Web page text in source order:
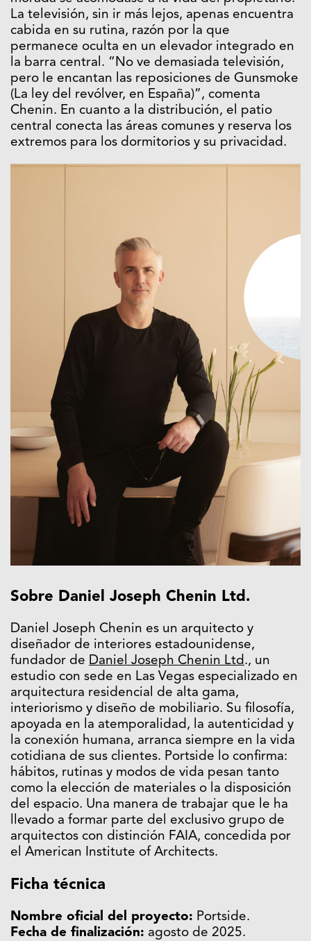
La televisión, sin ir más lejos, apenas encuentra
cabida en su rutina, razón por la que
permanece oculta en un elevador integrado en
la barra central. “No ve demasiada televisión,
pero le encantan las reposiciones de Gunsmoke
(La ley del revólver, en España)”, comenta
Chenin. En cuanto a la distribución, el patio
central conecta las áreas comunes y reserva los
extremos para los dormitorios y su privacidad.
Sobre Daniel Joseph Chenin Ltd.
Daniel Joseph Chenin es un arquitecto y
diseñador de interiores estadounidense,
fundador de Daniel Joseph Chenin Ltd., un
estudio con sede en Las Vegas especializado en
arquitectura residencial de alta gama,
interiorismo y diseño de mobiliario. Su filosofía,
apoyada en la atemporalidad, la autenticidad y
la conexión humana, arranca siempre en la vida
cotidiana de sus clientes. Portside lo confirma:
hábitos, rutinas y modos de vida pesan tanto
como la elección de materiales o la disposición
del espacio. Una manera de trabajar que le ha
llevado a formar parte del exclusivo grupo de
arquitectos con distinción FAIA, concedida por
el American Institute of Architects.
Ficha técnica
Nombre oficial del proyecto: Portside.
Fecha de finalización: agosto de 2025.